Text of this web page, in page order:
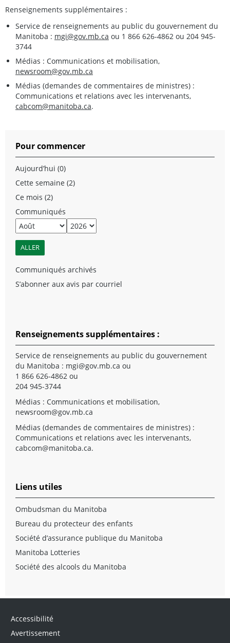
Renseignements supplémentaires :
Service de renseignements au public du gouvernement du
Manitoba : mgi@gov.mb.ca ou 1 866 626-4862 ou 204 945-
3744
Médias : Communications et mobilisation,
newsroom@gov.mb.ca
Médias (demandes de commentaires de ministres) :
Communications et relations avec les intervenants,
cabcom@manitoba.ca.
Pour commencer
Aujourd’hui (0)
Cette semaine (2)
Ce mois (2)
Communiqués
Communiqués archivés
S’abonner aux avis par courriel
Renseignements supplémentaires :
Service de renseignements au public du gouvernement
du Manitoba : mgi@gov.mb.ca ou
1 866 626-4862 ou
204 945-3744
Médias : Communications et mobilisation,
newsroom@gov.mb.ca
Médias (demandes de commentaires de ministres) :
Communications et relations avec les intervenants,
cabcom@manitoba.ca.
Liens utiles
Ombudsman du Manitoba
Bureau du protecteur des enfants
Société d’assurance publique du Manitoba
Manitoba Lotteries
Société des alcools du Manitoba
Accessibilité
Avertissement